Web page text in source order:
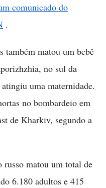
comunicado do
.
também matou um bebê
no sul da
uma maternidade.
no bombardeio em
de Kharkiv, segundo a
russo matou um total de
6.180 adultos e 415